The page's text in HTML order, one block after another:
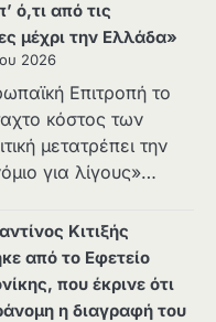
ό,τι από τις
μέχρι την Ελλάδα»
2026
Επιτροπή το
κόστος των
μετατρέπει την
για λίγους»…
Κιτιξής
από το Εφετείο
που έκρινε ότι
η διαγραφή του